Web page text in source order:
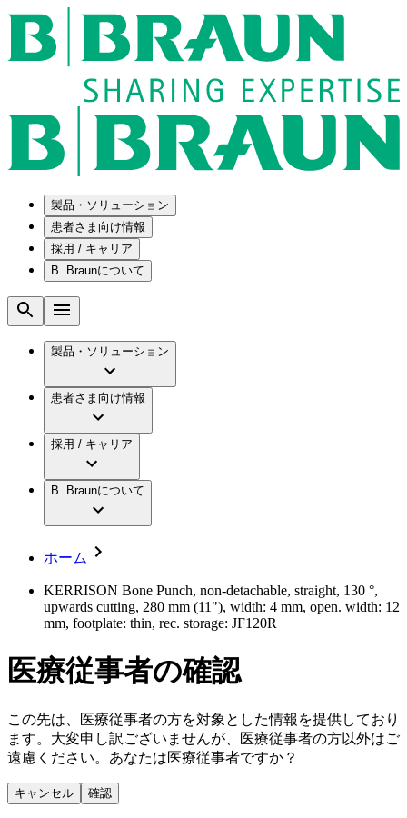
製品・ソリューション
ソリューション
メンテナンスプログラム
国内の修理サービスセンター
手術器具の管理、再生処理工程の業務改善
製品・診療領域
歯科
低侵襲手術 （内視鏡外科手術）
脊椎脊髄治療
手術用鋼製器具と滅菌コンテナーシステム
縫合糸 / 皮膚用接着剤
創傷ケア
ソリューション
製品・診療領域
患者さま向け情報
腰椎椎間板ヘルニアについて
水頭症について
慢性創傷の治癒
アクトリーン ハイライト カテ
アクトリーン ハイライト セット
疾患・症状
採用 / キャリア
ビー・ブラウンエースクラップ株式会社の
ビー・ブラウンエースクラップ株式会社の
会社概要
報
要
キャリア（B. Braunで働くということ）
私たちのカルチャー
採用情報
キャリア（B. Braunで働くということ）
B. Braunについて
ビジョンとバリュー
ブランド
ついて
イノベーション
私たちの責任
多様性
お問合せ
お問合せフォーム
取材・撮影のお申込み
ニューススペース
ニュースリリース
医療従事者さま向けニュース
会社
製品・ソリューション
患者さま向け情報
採用 / キャリア
B. Braunについて
ホーム
KERRISON Bone Punch, non-detachable, straight, 130 °,
upwards cutting, 280 mm (11"), width: 4 mm, open. width: 12
mm, footplate: thin, rec. storage: JF120R
医療従事者の確認
この先は、医療従事者の方を対象とした情報を提供しており
ます。大変申し訳ございませんが、医療従事者の方以外はご
遠慮ください。あなたは医療従事者ですか？
キャンセル 確認